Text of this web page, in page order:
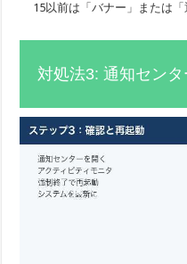
15以前は「バナー」または「
対処法3: 通知セン